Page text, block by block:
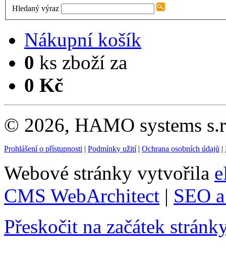
Hledaný výraz
Nákupní košík
0 ks zboží za
0 Kč
© 2026, HAMO systems
Prohlášení o přístupnosti | Podmínky užití| Ochrana osobních údajů |
Webové stránky vytvořila
CMS WebArchitect | SEO
Přeskočit na začátek